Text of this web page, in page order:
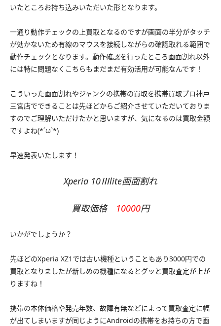
いたところお持ち込みいただいた形となります。
一通り動作チェックの上買取となるのですが画面の半分がタッチ
が効かないため有線のマウスを接続しながらの確認取れる範囲で
動作チェックとなります。動作確認を行ったところ画面割れ以外
には特に問題なくこちらもまだまだ有効活用が可能なんです！
こういった画面割れやジャンクの携帯の買取を携帯買取プロ神戸
三宮店でできることは先ほどからご紹介させていただいておりま
すのでご理解いただけたかと思いますが、気になるのは買取金額
ですよね(*´ω`*)
早速発表いたします！
Xperia 10Ⅲlite画面割れ
買取価格 10000円
いかがでしょうか？
先ほどのXperia XZ1では古い機種ということもあり3000円での
買取となりましたが新しめの機種になるとグッと買取査定が上が
りますね！
携帯の本体価格や発売年数、故障有無などによって買取査定に幅
が出てしまいますが同じようにAndroidの携帯をお持ちの方で画